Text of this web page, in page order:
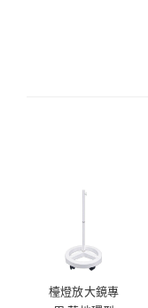
檯燈放大鏡專